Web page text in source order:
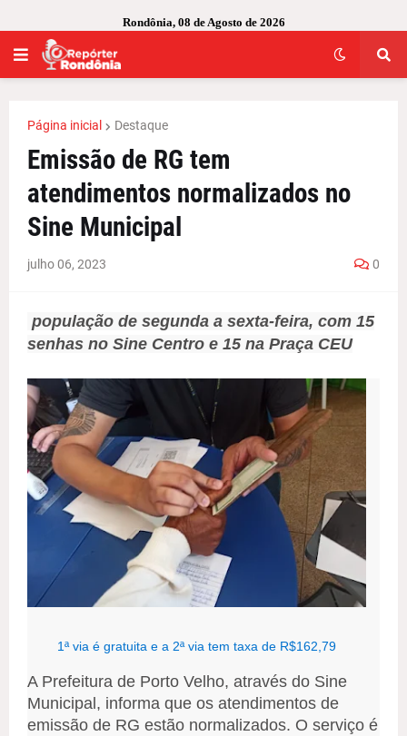
Rondônia, 08 de Agosto de 2026
Página inicial Destaque
Emissão de RG tem
atendimentos normalizados no
Sine Municipal
julho 06, 2023 0
população de segunda a sexta-feira, com 15
senhas no Sine Centro e 15 na Praça CEU
1ª via é gratuita e a 2ª via tem taxa de R$162,79
A Prefeitura de Porto Velho, através do Sine
Municipal, informa que os atendimentos de
emissão de RG estão normalizados. O serviço é